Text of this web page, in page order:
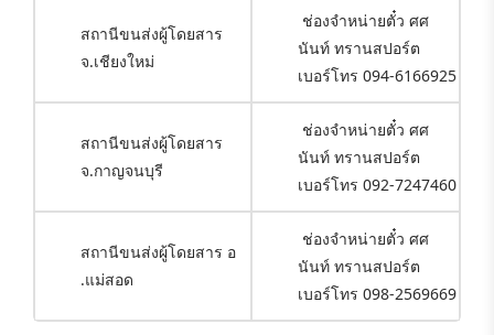
สถานีขนส่งผู้โดยสาร
จ.เชียงใหม่
ช่องจำหน่ายตั๋ว ศศ
นันท์ ทรานสปอร์ต
เบอร์โทร 094-6166925
สถานีขนส่งผู้โดยสาร
จ.กาญจนบุรี
ช่องจำหน่ายตั๋ว ศศ
นันท์ ทรานสปอร์ต
เบอร์โทร 092-7247460
สถานีขนส่งผู้โดยสาร อ
.แม่สอด
ช่องจำหน่ายตั๋ว ศศ
นันท์ ทรานสปอร์ต
เบอร์โทร 098-2569669